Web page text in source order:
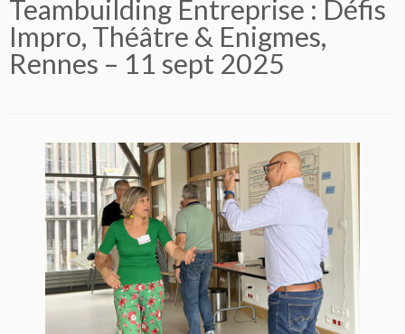
content
Teambuilding Entreprise : Défis
Impro, Théâtre & Enigmes,
Rennes – 11 sept 2025